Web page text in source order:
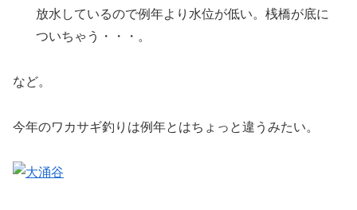
放水しているので例年より水位が低い。桟橋が底に
ついちゃう・・・。
など。
今年のワカサギ釣りは例年とはちょっと違うみたい。